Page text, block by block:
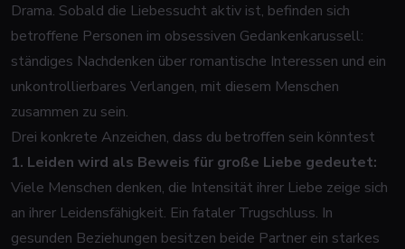
Drama. Sobald die Liebessucht aktiv ist, befinden sich
betroffene Personen im obsessiven Gedankenkarussell:
ständiges Nachdenken über romantische Interessen und ein
unkontrollierbares Verlangen, mit diesem Menschen
zusammen zu sein.
Drei konkrete Anzeichen, dass du betroffen sein könntest
1. Leiden wird als Beweis für große Liebe gedeutet:
Viele Menschen denken, die Intensität ihrer Liebe zeige sich
an ihrer Leidensfähigkeit. Ein fataler Trugschluss. In
gesunden Beziehungen besitzen beide Partner ein starkes